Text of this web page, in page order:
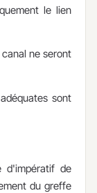
le lien
ne seront
sont
d'impératif de
du greffe